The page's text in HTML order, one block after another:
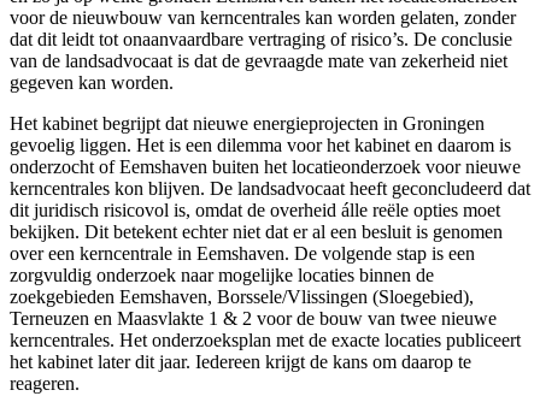
voor de nieuwbouw van kerncentrales kan worden gelaten, zonder
dat dit leidt tot onaanvaardbare vertraging of risico’s. De conclusie
van de landsadvocaat is dat de gevraagde mate van zekerheid niet
gegeven kan worden.
Het kabinet begrijpt dat nieuwe energieprojecten in Groningen
gevoelig liggen. Het is een dilemma voor het kabinet en daarom is
onderzocht of Eemshaven buiten het locatieonderzoek voor nieuwe
kerncentrales kon blijven. De landsadvocaat heeft geconcludeerd dat
dit juridisch risicovol is, omdat de overheid álle reële opties moet
bekijken. Dit betekent echter niet dat er al een besluit is genomen
over een kerncentrale in Eemshaven. De volgende stap is een
zorgvuldig onderzoek naar mogelijke locaties binnen de
zoekgebieden Eemshaven, Borssele/Vlissingen (Sloegebied),
Terneuzen en Maasvlakte 1 & 2 voor de bouw van twee nieuwe
kerncentrales. Het onderzoeksplan met de exacte locaties publiceert
het kabinet later dit jaar. Iedereen krijgt de kans om daarop te
reageren.